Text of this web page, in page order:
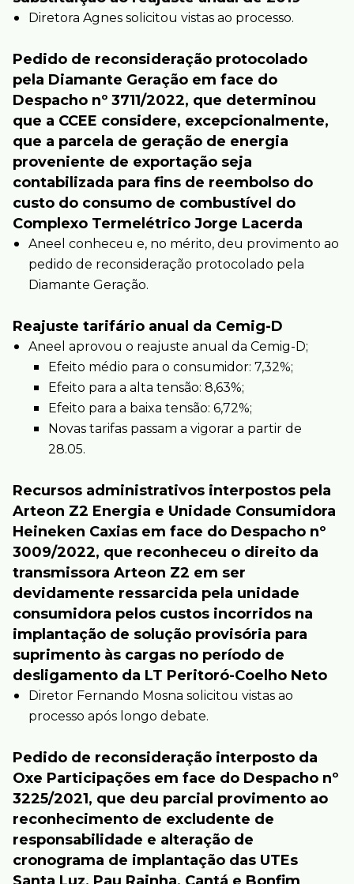
Diretora Agnes solicitou vistas ao processo.
Pedido de reconsideração protocolado
pela Diamante Geração em face do
Despacho nº 3711/2022, que determinou
que a CCEE considere, excepcionalmente,
que a parcela de geração de energia
proveniente de exportação seja
contabilizada para fins de reembolso do
custo do consumo de combustível do
Complexo Termelétrico Jorge Lacerda
Aneel conheceu e, no mérito, deu provimento ao
pedido de reconsideração protocolado pela
Diamante Geração.
Reajuste tarifário anual da Cemig-D
Aneel aprovou o reajuste anual da Cemig-D;
Efeito médio para o consumidor: 7,32%;
Efeito para a alta tensão: 8,63%;
Efeito para a baixa tensão: 6,72%;
Novas tarifas passam a vigorar a partir de
28.05.
Recursos administrativos interpostos pela
Arteon Z2 Energia e Unidade Consumidora
Heineken Caxias em face do Despacho nº
3009/2022, que reconheceu o direito da
transmissora Arteon Z2 em ser
devidamente ressarcida pela unidade
consumidora pelos custos incorridos na
implantação de solução provisória para
suprimento às cargas no período de
desligamento da LT Peritoró-Coelho Neto
Diretor Fernando Mosna solicitou vistas ao
processo após longo debate.
Pedido de reconsideração interposto da
Oxe Participações em face do Despacho nº
3225/2021, que deu parcial provimento ao
reconhecimento de excludente de
responsabilidade e alteração de
cronograma de implantação das UTEs